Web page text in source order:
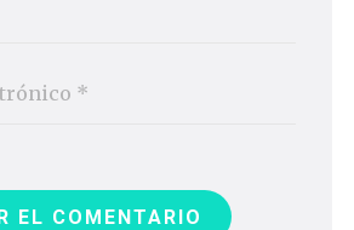
EL COMENTARIO